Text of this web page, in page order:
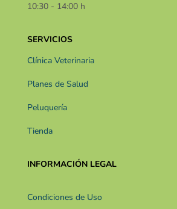
10:30 - 14:00 h​​
SERVICIOS
Clínica Veterinaria
Planes de Salud
Peluquería
Tienda
INFORMACIÓN LEGAL
Condiciones de Uso